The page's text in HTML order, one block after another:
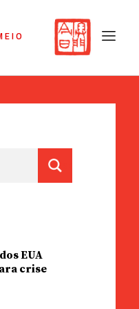
EUA
crise